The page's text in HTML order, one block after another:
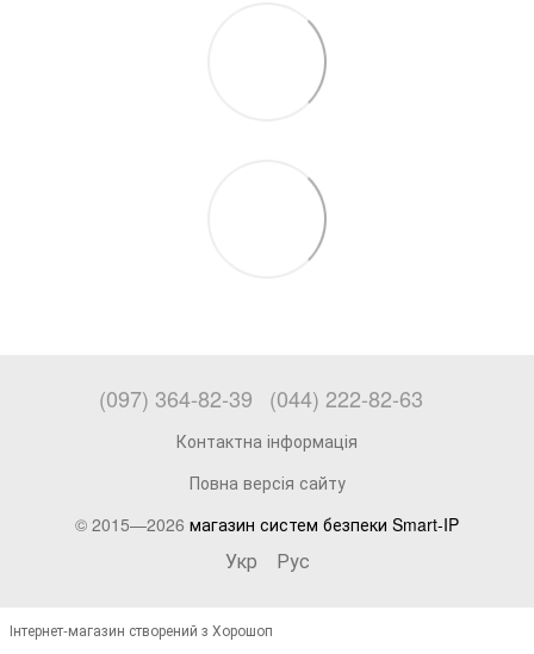
(097) 364-82-39 (044) 222-82-63
Контактна інформація
Повна версія сайту
© 2015—2026 магазин систем безпеки Smart-IP
Укр Рус
Інтернет-магазин створений з Хорошоп